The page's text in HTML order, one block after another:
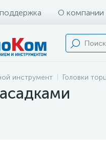
О компании
инструмент Головки